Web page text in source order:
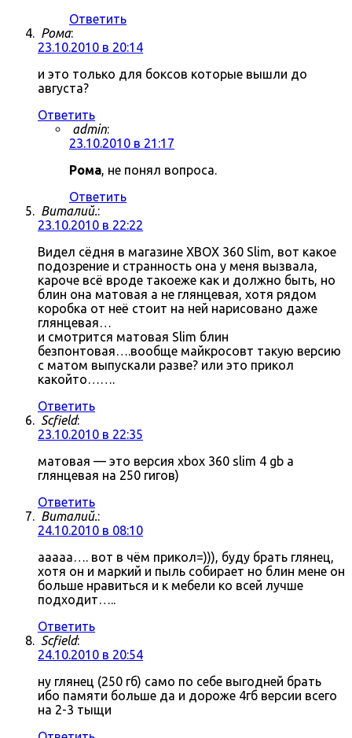
Ответить
Рома:
23.10.2010 в 20:14
и это только для боксов которые вышли до
августа?
Ответить
admin:
23.10.2010 в 21:17
Рома, не понял вопроса.
Ответить
Виталий.:
23.10.2010 в 22:22
Видел сёдня в магазине XBOX 360 Slim, вот какое
подозрение и странность она у меня вызвала,
кароче всё вроде такоеже как и должно быть, но
блин она матовая а не глянцевая, хотя рядом
коробка от неё стоит на ней нарисовано даже
глянцевая…
и смотрится матовая Slim блин
безпонтовая….вообще майкросовт такую версию
с матом выпускали разве? или это прикол
какойто…….
Ответить
Scfield:
23.10.2010 в 22:35
матовая — это версия xbox 360 slim 4 gb а
глянцевая на 250 гигов)
Ответить
Виталий.:
24.10.2010 в 08:10
ааааа…. вот в чём прикол=))), буду брать глянец,
хотя он и маркий и пыль собирает но блин мене он
больше нравиться и к мебели ко всей лучше
подходит…..
Ответить
Scfield:
24.10.2010 в 20:54
ну глянец (250 гб) само по себе выгодней брать
ибо памяти больше да и дороже 4гб версии всего
на 2-3 тыщи